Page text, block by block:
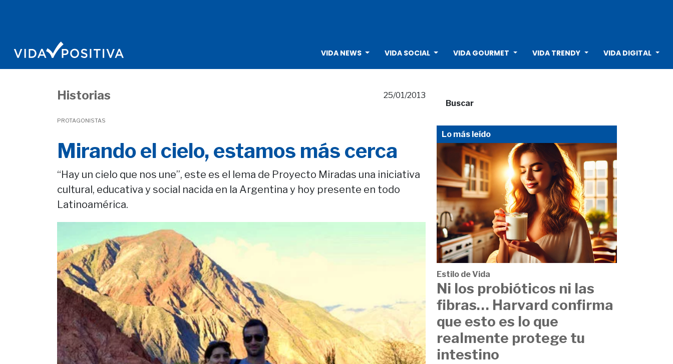
VIDA NEWS VIDA SOCIAL VIDA GOURMET VIDA TRENDY VIDA DIGITAL
Historias
PROTAGONISTAS
25/01/2013
Mirando el cielo, estamos más cerca
“Hay un cielo que nos une”, este es el lema de Proyecto Miradas una iniciativa
cultural, educativa y social nacida en la Argentina y hoy presente en todo
Latinoamérica.
Buscar
Lo más leído
Estilo de Vida
Ni los probióticos ni las
fibras… Harvard confirma
que esto es lo que
realmente protege tu
intestino